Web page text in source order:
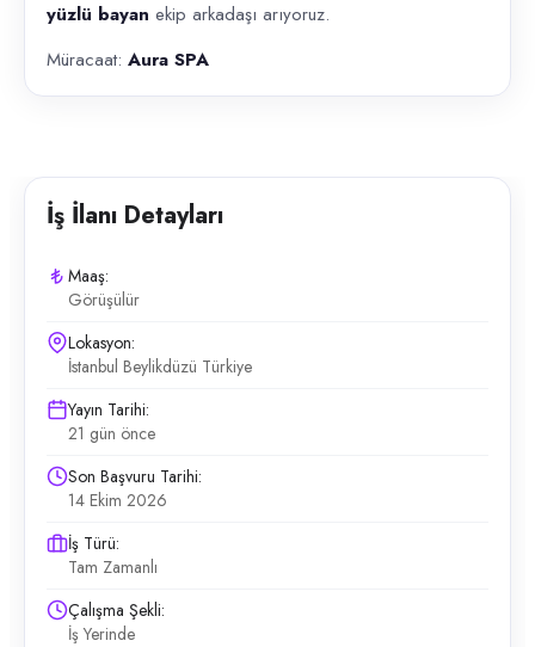
yüzlü bayan ekip arkadaşı arıyoruz.
Müracaat: Aura SPA
İş İlanı Detayları
Maaş:
Görüşülür
Lokasyon:
İstanbul Beylikdüzü Türkiye
Yayın Tarihi:
21 gün önce
Son Başvuru Tarihi:
14 Ekim 2026
İş Türü:
Tam Zamanlı
Çalışma Şekli:
İş Yerinde